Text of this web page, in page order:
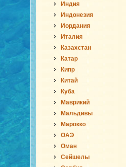
Индия
Индонезия
Иордания
Италия
Казахстан
Катар
Кипр
Китай
Куба
Маврикий
Мальдивы
Марокко
ОАЭ
Оман
Сейшелы